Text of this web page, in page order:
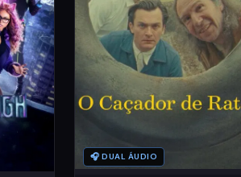
🎧 DUAL ÁUDIO